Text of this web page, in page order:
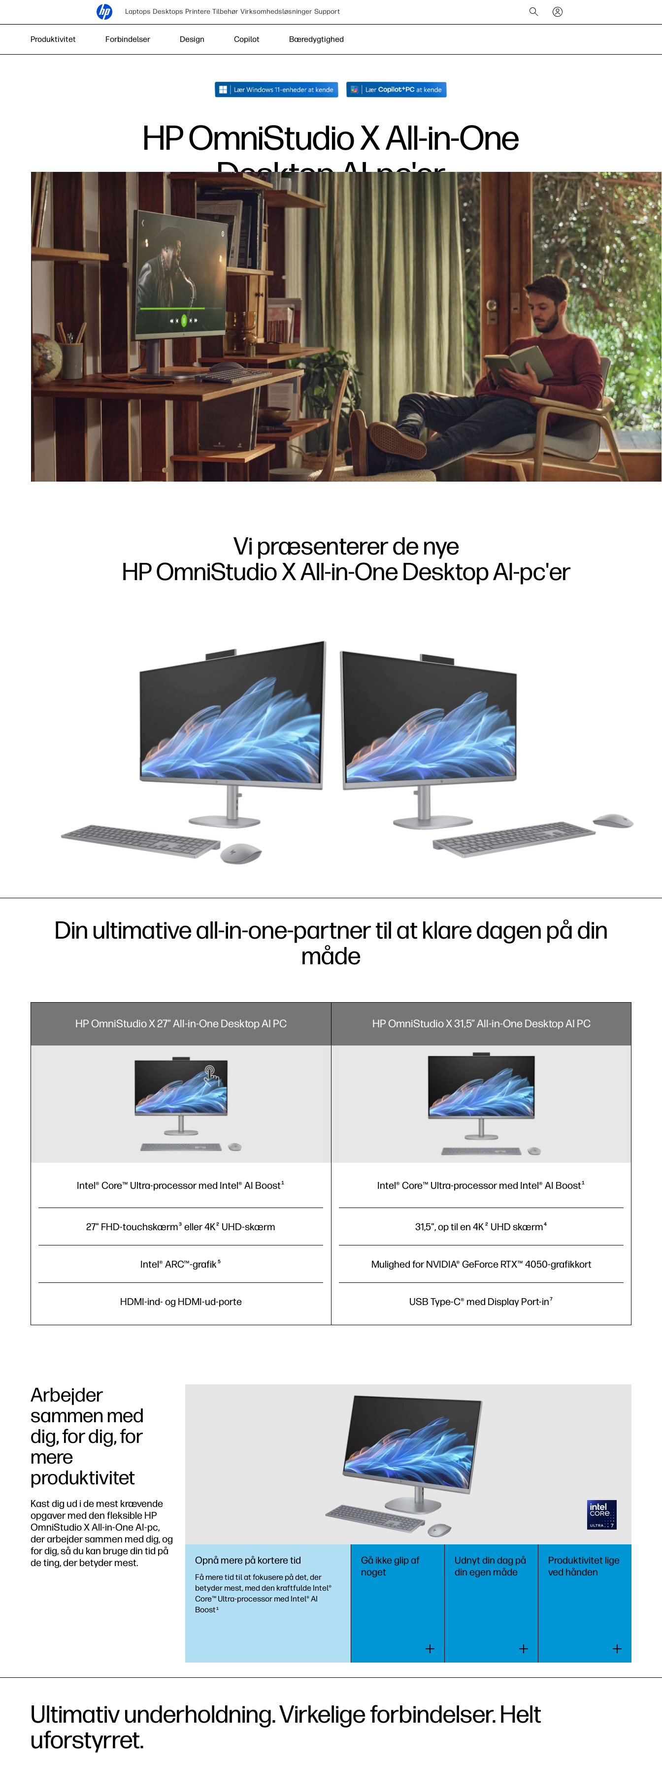
Laptops Desktops Printere Tilbehør Virksomhedsløsninger Support
Produktivitet Forbindelser Design Copilot Bæredygtighed
HP OmniStudio X All-in-One
Desktop AI-pc'er
Vi præsenterer de nye
HP OmniStudio X All-in-One Desktop AI-pc'er
Din ultimative all-in-one-partner til at klare dagen på din
måde
HP OmniStudio X 27” All-in-One Desktop AI PC
Intel® Core™ Ultra-processor med Intel® AI Boost1
27" FHD-touchskærm 3 eller 4K2 UHD-skærm
Intel® ARC™-grafik5
HDMI-ind- og HDMI-ud-porte
HP OmniStudio X 31,5” All-in-One Desktop AI PC
Intel® Core™ Ultra-processor med Intel® AI Boost1
31,5", op til en 4K2 UHD skærm4
Mulighed for NVIDIA® GeForce RTX™ 4050-grafikkort
USB Type-C® med Display Port-in 7
Arbejder
sammen med
dig, for dig, for
mere
produktivitet
Kast dig ud i de mest krævende
opgaver med den fleksible HP
OmniStudio X All-in-One AI-pc,
der arbejder sammen med dig, og
for dig, så du kan bruge din tid på
de ting, der betyder mest.
Opnå mere på kortere tid
Få mere tid til at fokusere på det, der
betyder mest, med den kraftfulde Intel®
Core™ Ultra-processor med Intel® AI
Boost 1
Gå ikke glip af
noget
Udnyt din dag på
din egen måde
Produktivitet lige
ved hånden
Ultimativ underholdning. Virkelige forbindelser. Helt
uforstyrret.